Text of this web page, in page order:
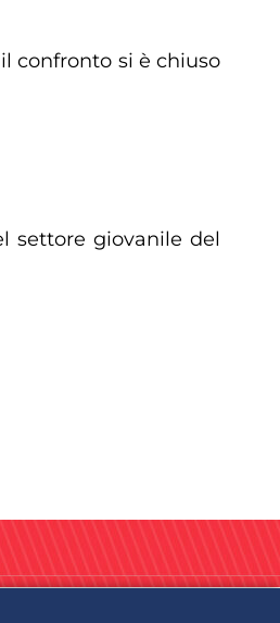
confronto si è chiuso
settore giovanile del